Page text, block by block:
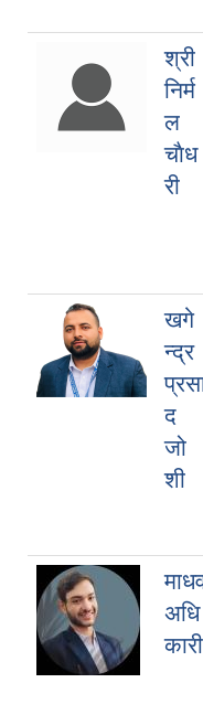
श्री
निर्म
ल
चाैध
री
खगे
न्द्र
द
जो
शी
अधि
कारी